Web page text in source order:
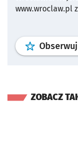
www.wroclaw.pl
Obserwuj
ZOBACZ